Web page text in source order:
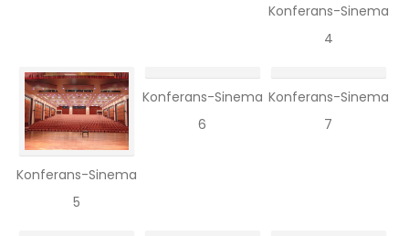
Konferans-Sinema
4
Konferans-Sinema
5
Konferans-Sinema
6
Konferans-Sinema
7